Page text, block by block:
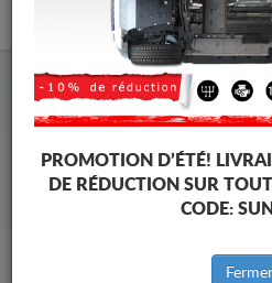
Cache Sous Moteur Kia Cache
Marques
PROMOTION D’ÉTÉ!
DE RÉDUCTION SUR
CODE:
Fermer